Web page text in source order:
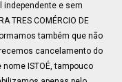
independente e sem
TRES COMÉRCIO DE
também que não
cancelamento do
ISTOÉ, tampouco